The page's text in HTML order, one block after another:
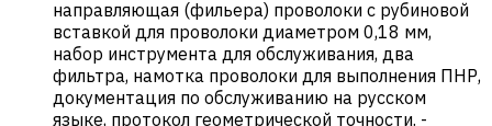
направляющая (фильера) проволоки с рубиновой
вставкой для проволоки диаметром 0,18 мм,
набор инструмента для обслуживания, два
фильтра, намотка проволоки для выполнения ПНР,
документация по обслуживанию на русском
языке, протокол геометрической точности. -